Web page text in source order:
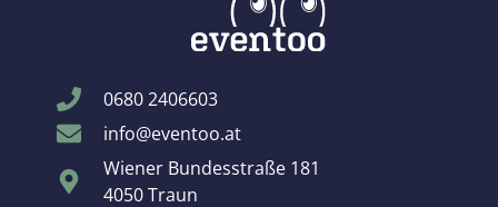
0680 2406603
info@eventoo.at
Wiener Bundesstraße 181
4050 Traun